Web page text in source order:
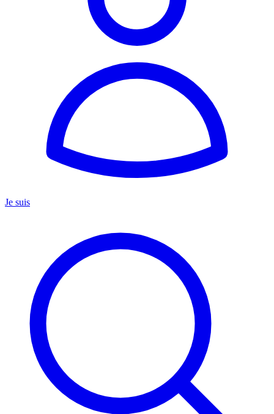
Je suis